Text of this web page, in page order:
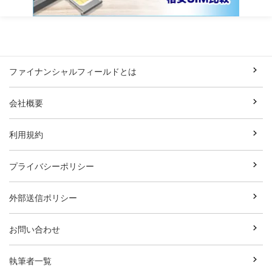
ファイナンシャルフィールドとは
会社概要
利用規約
プライバシーポリシー
外部送信ポリシー
お問い合わせ
執筆者一覧